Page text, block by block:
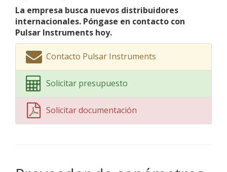
La empresa busca nuevos distribuidores
internacionales. Póngase en contacto con
Pulsar Instruments hoy.
Contacto Pulsar Instruments
Solicitar presupuesto
Solicitar documentación